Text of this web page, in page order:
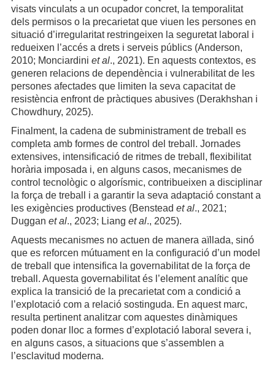
visats vinculats a un ocupador concret, la temporalitat
dels permisos o la precarietat que viuen les persones en
situació d’irregularitat restringeixen la seguretat laboral i
redueixen l’accés a drets i serveis públics (Anderson,
2010; Monciardini et al., 2021). En aquests contextos, es
generen relacions de dependència i vulnerabilitat de les
persones afectades que limiten la seva capacitat de
resistència enfront de pràctiques abusives (Derakhshan i
Chowdhury, 2025).
Finalment, la cadena de subministrament de treball es
completa amb formes de control del treball. Jornades
extensives, intensificació de ritmes de treball, flexibilitat
horària imposada i, en alguns casos, mecanismes de
control tecnològic o algorísmic, contribueixen a disciplinar
la força de treball i a garantir la seva adaptació constant a
les exigències productives (Benstead et al., 2021;
Duggan et al., 2023; Liang et al., 2025).
Aquests mecanismes no actuen de manera aïllada, sinó
que es reforcen mútuament en la configuració d’un model
de treball que intensifica la governabilitat de la força de
treball. Aquesta governabilitat és l’element analític que
explica la transició de la precarietat com a condició a
l’explotació com a relació sostinguda. En aquest marc,
resulta pertinent analitzar com aquestes dinàmiques
poden donar lloc a formes d’explotació laboral severa i,
en alguns casos, a situacions que s’assemblen a
l’esclavitud moderna.